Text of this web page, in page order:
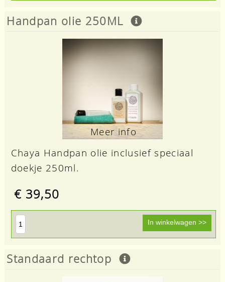
Handpan olie 250ML
Meer info
Chaya Handpan olie inclusief speciaal
doekje 250ml.
€ 39,50
Standaard rechtop